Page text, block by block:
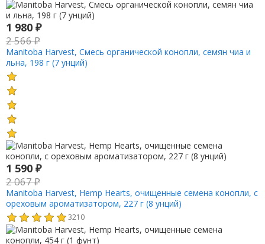
1 980 ₽
2 566₽
Manitoba Harvest, Смесь органической конопли, семян чиа и
льна, 198 г (7 унций)
1 590 ₽
2 067₽
Manitoba Harvest, Hemp Hearts, очищенные семена конопли, с
ореховым ароматизатором, 227 г (8 унций)
3210